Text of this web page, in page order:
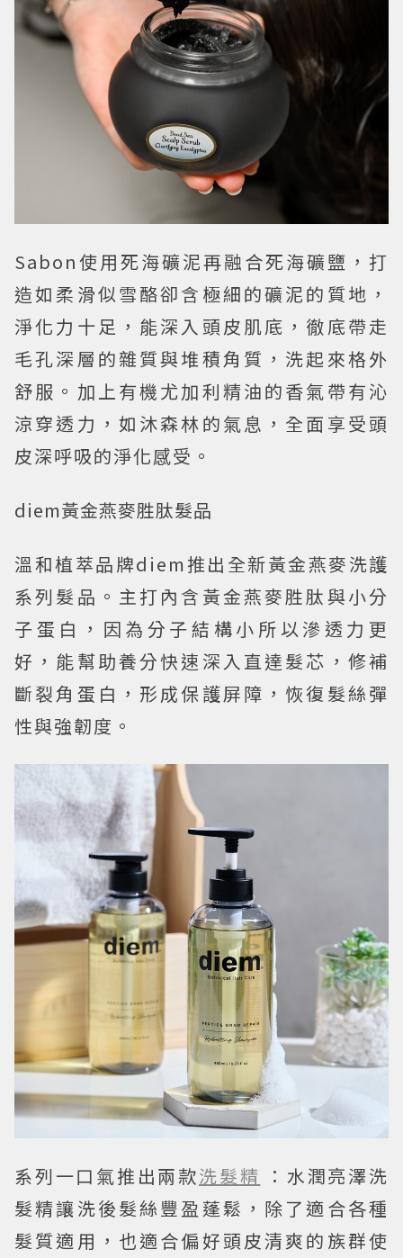
Sabon使用死海礦泥再融合死海礦鹽，打
造如柔滑似雪酪卻含極細的礦泥的質地，
淨化力十足，能深入頭皮肌底，徹底帶走
毛孔深層的雜質與堆積角質，洗起來格外
舒服。加上有機尤加利精油的香氣帶有沁
涼穿透力，如沐森林的氣息，全面享受頭
皮深呼吸的淨化感受。
diem黃金燕麥胜肽髮品
溫和植萃品牌diem推出全新黃金燕麥洗護
系列髮品。主打內含黃金燕麥胜肽與小分
子蛋白，因為分子結構小所以滲透力更
好，能幫助養分快速深入直達髮芯，修補
斷裂角蛋白，形成保護屏障，恢復髮絲彈
性與強韌度。
系列一口氣推出兩款洗髮精
：水潤亮澤洗
髮精讓洗後髮絲豐盈蓬鬆，除了適合各種
髮質適用，也適合偏好頭皮清爽的族群使